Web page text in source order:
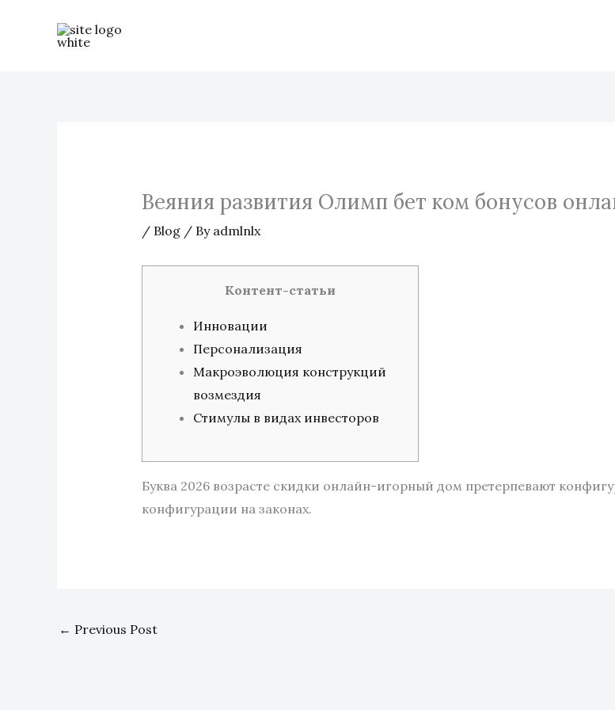
Веяния развития Олимп бет ком бонусов
/ Blog/ By admlnlx
Контент-статьи
Инновации
Персонализация
Макроэволюция конструкций
возмездия
Стимулы в видах инвесторов
Буква 2026 возрасте скидки онлайн-игорный дом претерпевают
конфигурации на законах.
← Previous Post